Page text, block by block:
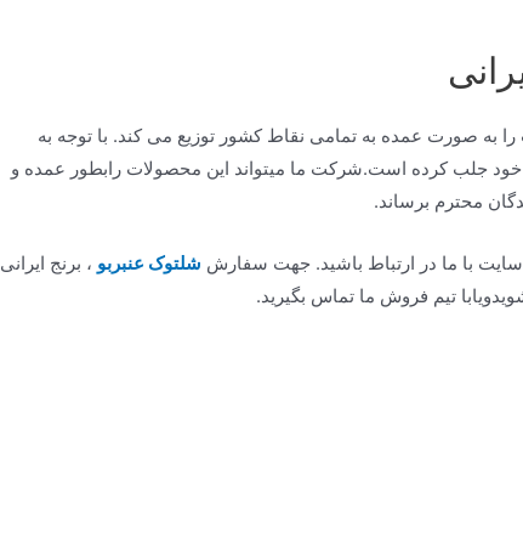
را به صورت عمده به تمامی نقاط کشور توزیع می کند. با توجه به
جلب کرده است.شرکت ما میتواند این محصولات رابطور عمده و
محترم برساند.
با ما در ارتباط باشید. جهت سفارش شلتوک عنبربو ، برنج ایرانی
تیم فروش ما تماس بگیرید.